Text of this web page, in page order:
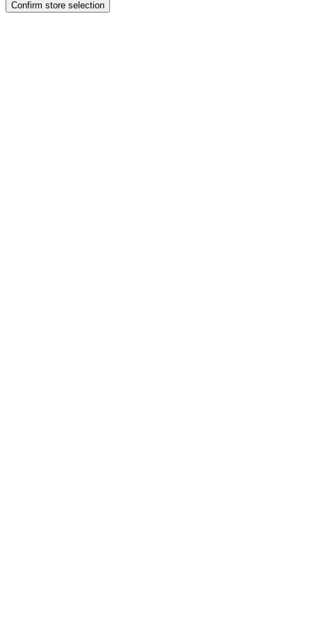
Confirm store selection